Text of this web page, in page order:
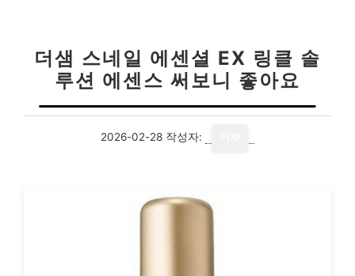
더샘 스네일 에센셜 EX 링클 솔
루션 에센스 써보니 좋아요
2026-02-28 작성자: